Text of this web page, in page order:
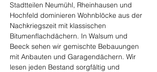
Stadtteilen Neumühl, Rheinhausen und
Hochfeld dominieren Wohnblöcke aus der
Nachkriegszeit mit klassischen
Bitumenflachdächern. In Walsum und
Beeck sehen wir gemischte Bebauungen
mit Anbauten und Garagendächern. Wir
lesen jeden Bestand sorgfältig und